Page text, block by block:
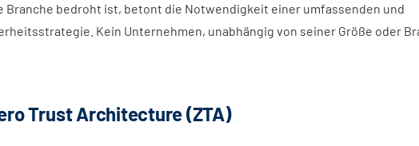
Branche bedroht ist, betont die Notwendigkeit einer umfassenden und
Kein Unternehmen, unabhängig von seiner Größe oder
Trust Architecture (ZTA)